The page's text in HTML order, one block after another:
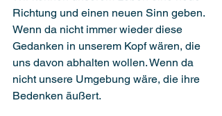
Richtung und einen neuen Sinn geben.
Wenn da nicht immer wieder diese
Gedanken in unserem Kopf wären, die
uns davon abhalten wollen. Wenn da
nicht unsere Umgebung wäre, die ihre
Bedenken äußert.